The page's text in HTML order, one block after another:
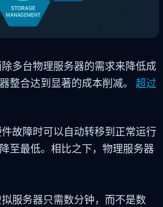
多台物理服务器的需求来降低成
整合达到显著的成本削减。 超过
故障时可以自动转移到正常运行
至最低。相比之下，物理服务器
服务器只需数分钟，而不是数